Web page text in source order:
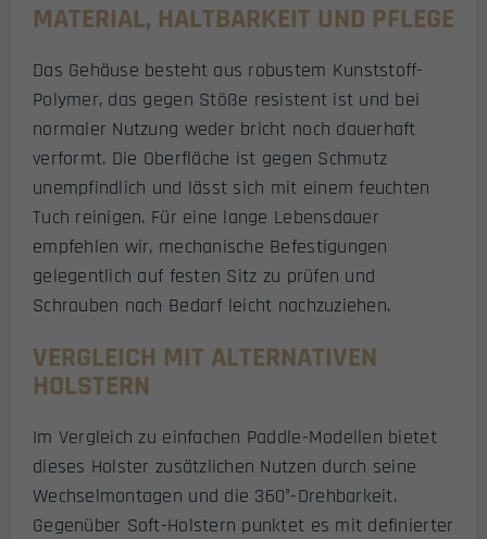
MATERIAL, HALTBARKEIT UND PFLEGE
Das Gehäuse besteht aus robustem Kunststoff-
Polymer, das gegen Stöße resistent ist und bei
normaler Nutzung weder bricht noch dauerhaft
verformt. Die Oberfläche ist gegen Schmutz
unempfindlich und lässt sich mit einem feuchten
Tuch reinigen. Für eine lange Lebensdauer
empfehlen wir, mechanische Befestigungen
gelegentlich auf festen Sitz zu prüfen und
Schrauben nach Bedarf leicht nachzuziehen.
VERGLEICH MIT ALTERNATIVEN
HOLSTERN
Im Vergleich zu einfachen Paddle-Modellen bietet
dieses Holster zusätzlichen Nutzen durch seine
Wechselmontagen und die 360°-Drehbarkeit.
Gegenüber Soft-Holstern punktet es mit definierter